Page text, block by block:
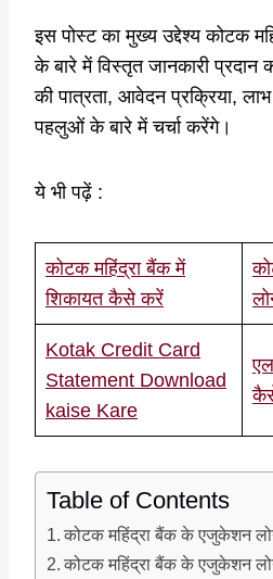
इस पोस्ट का मुख्य उद्देश्य कोटक
के बारे में विस्तृत जानकारी
की पात्रता, आवेदन प्रक्रिया,
पहलुओं के बारे में चर्चा करेंगे।
ये भी पढ़ें :
कोटक महिंद्रा बैंक में
शिकायत कैसे करें
Kotak Credit Card
Statement Download
kaise Kare
Table of Contents
कोटक महिंद्रा बैंक के एजुकेशन
कोटक महिंद्रा बैंक के एजुकेशन